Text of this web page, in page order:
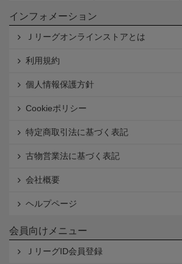
インフォメーション
Ｊリーグオンラインストアとは
利用規約
個人情報保護方針
Cookieポリシー
特定商取引法に基づく表記
古物営業法に基づく表記
会社概要
ヘルプページ
会員向けメニュー
ＪリーグID会員登録